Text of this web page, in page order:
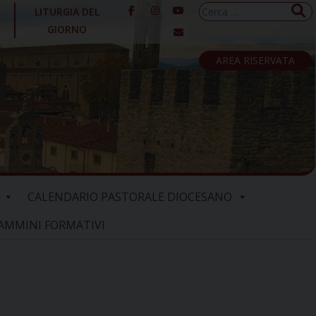
LITURGIA DEL
GIORNO
Ricerca
AREA RISERVATA
CALENDARIO PASTORALE DIOCESANO
FORMATIVI